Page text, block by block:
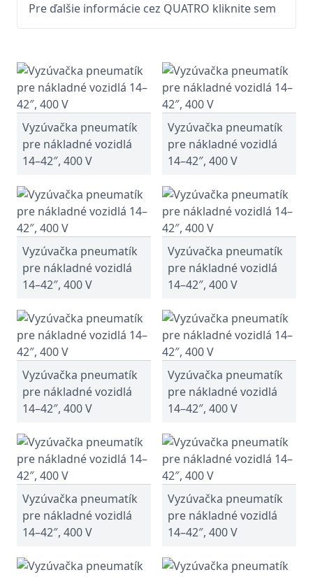
Pre ďalšie informácie cez QUATRO kliknite sem
Vyzúvačka pneumatík
pre nákladné vozidlá
14–42″, 400 V
Vyzúvačka pneumatík
pre nákladné vozidlá
14–42″, 400 V
Vyzúvačka pneumatík
pre nákladné vozidlá
14–42″, 400 V
Vyzúvačka pneumatík
pre nákladné vozidlá
14–42″, 400 V
Vyzúvačka pneumatík
pre nákladné vozidlá
14–42″, 400 V
Vyzúvačka pneumatík
pre nákladné vozidlá
14–42″, 400 V
Vyzúvačka pneumatík
pre nákladné vozidlá
14–42″, 400 V
Vyzúvačka pneumatík
pre nákladné vozidlá
14–42″, 400 V